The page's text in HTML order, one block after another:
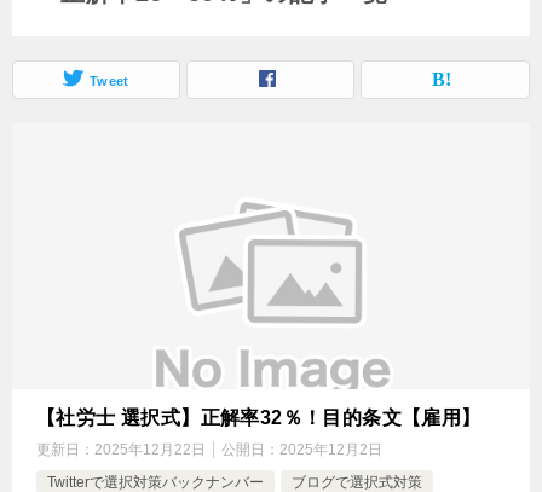
Tweet
【社労士 選択式】正解率32％！目的条文【雇用】
更新日： 2025年12月22日 公開日： 2025年12月2日
Twitterで選択対策バックナンバー
ブログで選択式対策